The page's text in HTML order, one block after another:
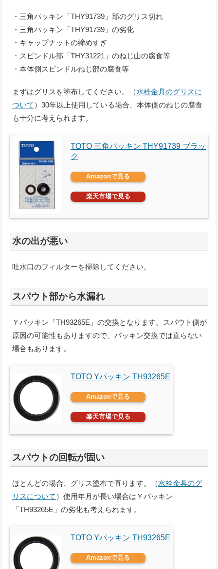
・三角パッキン「THY91739」部のグリス切れ
・三角パッキン「THY91739」の劣化
・キャップナットの締めすぎ
・スピンドル部「THY31221」のねじ山の腐食等
・本体側スピンドルねじ部の腐食等
まずはグリスを塗布してください。（水栓金具のグリスに
ついて ）30年以上使用している場合、本体側のねじの腐食
も十分に考えられます。
TOTO 三角パッキン THY91739 ブラッ
ク
Amazonで見る
楽天市場で見る
水の出が悪い
吐水口のフィルターを掃除してください。
スパウト部から水漏れ
Ｙパッキン「TH93265E」の交換となります。スパウト側が
原因の可能性もありますので、パッキン交換では直らない
場合もあります。
TOTO Yパッキン TH93265E
Amazonで見る
楽天市場で見る
スパウトの回転が固い
ほとんどの場合、グリス塗布で直ります。（水栓金具のグ
リスについて ）使用年月が長い場合はＹパッキン
「TH93265E」の劣化も考えられます。
TOTO Yパッキン TH93265E
Amazonで見る